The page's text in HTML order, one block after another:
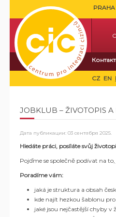
PRAHA
CZ EN
JOBKLUB – ŽIVOTOPIS
Дата публикации: 03 сентября 2025.
Hledáte práci, posíláte svůj
Pojďme se společně podívat na
Poradíme vám:
jaká je struktura a obsah
kde najít hezkou šablonu
jaké jsou nejčastější chyby v